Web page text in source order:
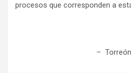
procesos que corresponden a
– Torreón